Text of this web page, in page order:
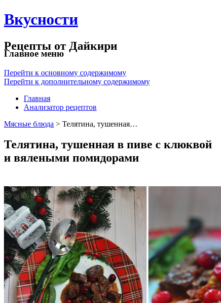
Вкусности
Рецепты от Дайкири
Главное меню
Перейти к основному содержимому
Перейти к дополнительному содержимому
Главная
Анализатор рецептов
Мясные блюда > Телятина, тушенная…
Телятина, тушенная в пиве с клюквой
и вялеными помидорами